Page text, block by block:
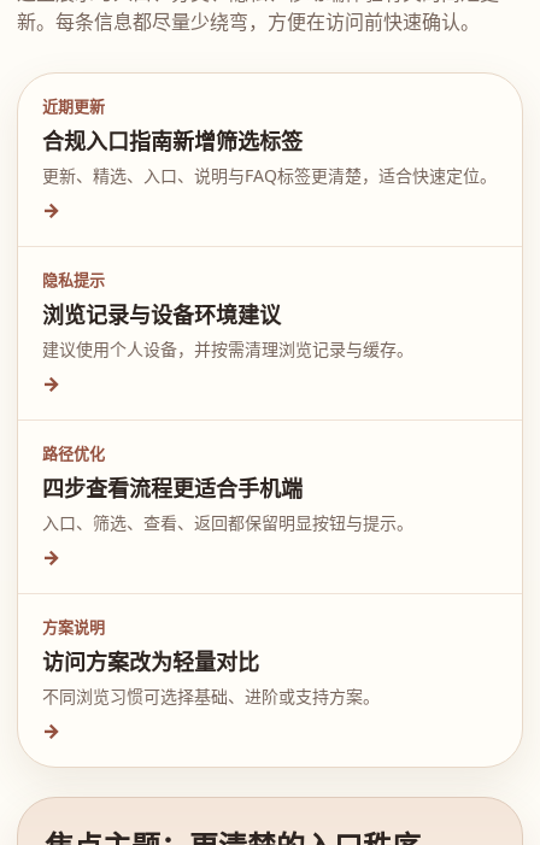
新。每条信息都尽量少绕弯，方便在访问前快速确认。
近期更新
合规入口指南新增筛选标签
更新、精选、入口、说明与FAQ标签更清楚，适合快速定位。
→
隐私提示
浏览记录与设备环境建议
建议使用个人设备，并按需清理浏览记录与缓存。
→
路径优化
四步查看流程更适合手机端
入口、筛选、查看、返回都保留明显按钮与提示。
→
方案说明
访问方案改为轻量对比
不同浏览习惯可选择基础、进阶或支持方案。
→